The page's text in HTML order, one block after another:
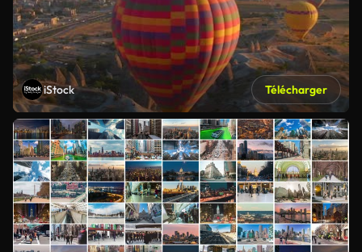
iStock Télécharger